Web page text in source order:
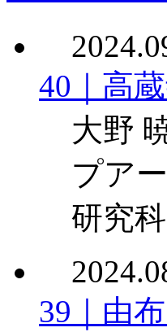
40｜高
大野
プア
研究
39｜由